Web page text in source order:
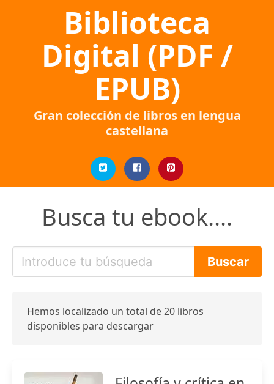
Biblioteca
Digital (PDF /
EPUB)
Gran colección de libros en lengua
castellana
Busca tu ebook....
Hemos localizado un total de 20 libros
disponibles para descargar